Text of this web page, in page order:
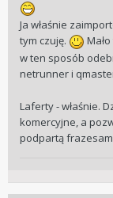
Ja właśnie
tym czuję.
w ten sposób
netrunner i
Laferty - właśnie.
komercyjne, a
podpartą